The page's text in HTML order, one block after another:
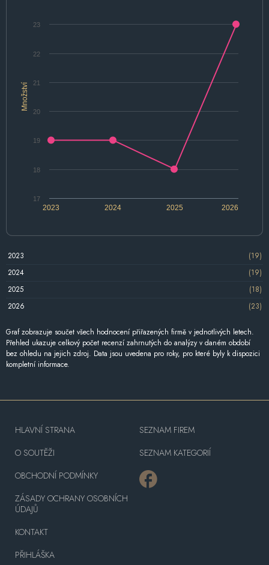
Množství
2024 2026
2023 2025
17
18
19
20
21
22
23
2023
(19)
2024
(19)
2025
(18)
2026
(23)
Graf zobrazuje součet všech hodnocení přiřazených firmě v jednotlivých letech.
Přehled ukazuje celkový počet recenzí zahrnutých do analýzy v daném období
bez ohledu na jejich zdroj. Data jsou uvedena pro roky, pro které byly k dispozici
kompletní informace.
HLAVNÍ STRANA
O SOUTĚŽI
OBCHODNÍ PODMÍNKY
ZÁSADY OCHRANY OSOBNÍCH
ÚDAJŮ
KONTAKT
PŘIHLÁŠKA
SEZNAM FIREM
SEZNAM KATEGORIÍ